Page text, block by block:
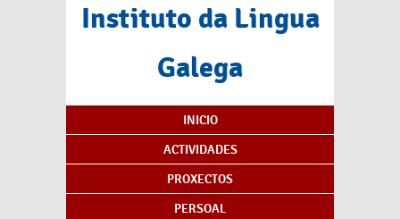
Instituto da Lingua
Galega
Índice de contidos
INICIO
ACTIVIDADES
PROXECTOS
PERSOAL